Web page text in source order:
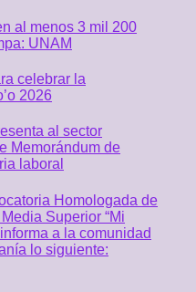
al menos 3 mil 200
UNAM
celebrar la
2026
al sector
Memorándum de
laboral
Homologada de
Superior “Mi
a la comunidad
lo siguiente: